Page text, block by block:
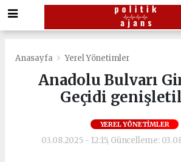
Anasayfa Yerel Yönetimler
Anadolu Bulvarı
Geçidi
YEREL YÖNETIMLER
03.08.2025 - 12:15, Güncelleme: